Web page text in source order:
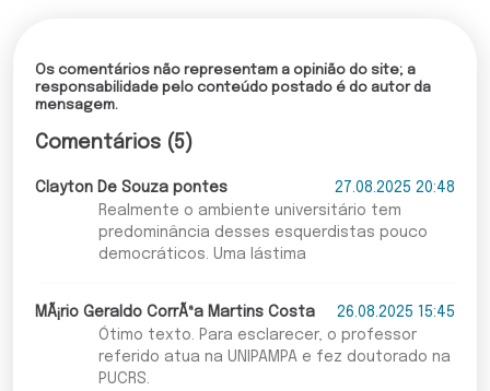
Os comentários não representam a opinião do site; a
responsabilidade pelo conteúdo postado é do autor da
mensagem.
Comentários (5)
Clayton De Souza pontes
27.08.2025 20:48
Realmente o ambiente universitário tem
predominância desses esquerdistas pouco
democráticos. Uma lástima
MÃ¡rio Geraldo CorrÃªa Martins Costa
26.08.2025 15:45
Ótimo texto. Para esclarecer, o professor
referido atua na UNIPAMPA e fez doutorado na
PUCRS.